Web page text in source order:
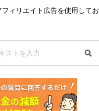
ィリエイト広告を使用してお